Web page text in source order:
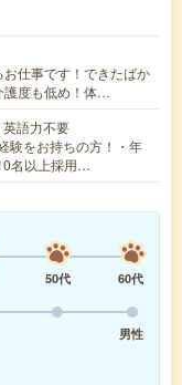
仕事です！できたばか
護度も低め！体…
語力不要
験をお持ちの方！・年
名以上採用…
50代
60代
男性